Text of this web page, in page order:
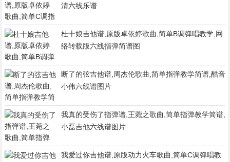
清六线乐谱
杜十娘吉他谱,原版卓依婷歌曲,简单B调弹唱教学,网
络转载版六线指弹简谱图
断了的弦吉他谱,周杰伦歌曲,简单指弹教学简谱,酷音
小伟六线谱图片
我真的受伤了指弹谱,王菀之歌曲,简单指弹教学简谱,
小磊吉他六线谱图片
我爱过你吉他谱,原版动力火车歌曲,简单C调弹唱教